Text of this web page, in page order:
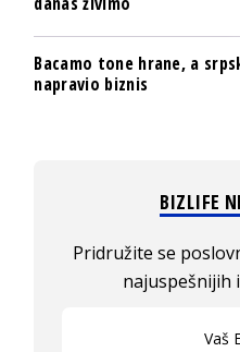
Bacamo tone hrane, a
napravio biznis
BIZLIFE
Pridružite se
najuspešnijih